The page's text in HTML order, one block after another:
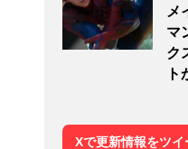
メ
マ
ク
ト
Xで更新情報をツイ